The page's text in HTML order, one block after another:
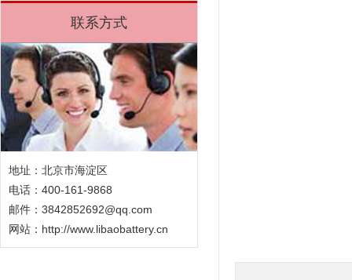
联系方式
地址：北京市海淀区
电话：400-161-9868
邮件：3842852692@qq.com
网站： http://www.libaobattery.cn